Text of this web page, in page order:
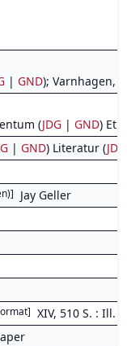
| GND); Varnhagen,
(JDG | GND)
| GND) Literatur (JDG
] Jay Geller
] XIV, 510 S. : Ill.